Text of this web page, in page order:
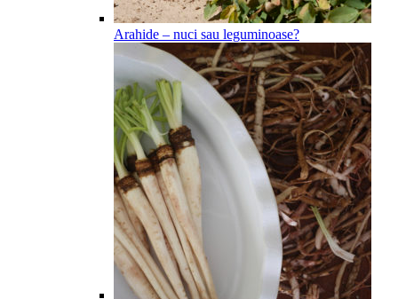
Arahide – nuci sau leguminoase?